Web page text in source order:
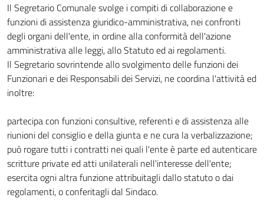
Il Segretario Comunale svolge i compiti di collaborazione e
funzioni di assistenza giuridico-amministrativa, nei confronti
degli organi dell'ente, in ordine alla conformità dell'azione
amministrativa alle leggi, allo Statuto ed ai regolamenti.
Il Segretario sovrintende allo svolgimento delle funzioni dei
Funzionari e dei Responsabili dei Servizi, ne coordina l'attività ed
inoltre:
partecipa con funzioni consultive, referenti e di assistenza alle
riunioni del consiglio e della giunta e ne cura la verbalizzazione;
può rogare tutti i contratti nei quali l'ente è parte ed autenticare
scritture private ed atti unilaterali nell'interesse dell'ente;
esercita ogni altra funzione attribuitagli dallo statuto o dai
regolamenti, o conferitagli dal Sindaco.